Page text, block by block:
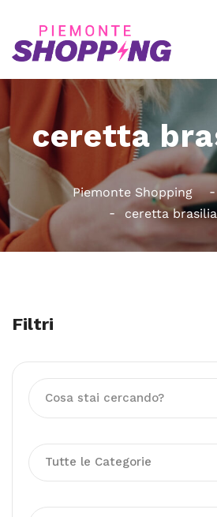
ceretta
Piemonte Shopping
ceretta
Filtri
Tutte le Categorie